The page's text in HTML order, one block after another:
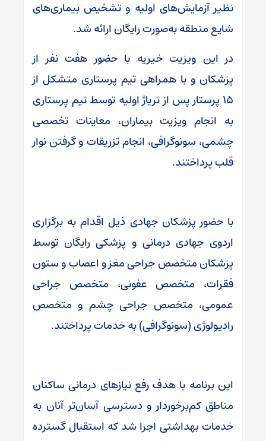
نظیر آزمایش‌های اولیه و تشخیص بیماری‌های
شایع منطقه به‌صورت رایگان ارائه شد.
در این ویزیت خیریه با حضور هفت نفر از
پزشکان و با همراهی تیم پرستاری متشکل از
۱۵ پرستار پس از تریاژ اولیه توسط تیم پرستاری
به انجام ویزیت بیماران، معاینات تخصصی
چشمی، سونوگرافی، انجام تزریقات و گرفتن نوار
قلب پرداختند.
با حضور پزشکان جهادی ذیل اقدام به برگزاری
اردوی جهادی درمانی و پزشکی رایگان توسط
پزشکان متخصص جراحی مغز و اعصاب و ستون
فقرات، متخصص عفونی، متخصص جراحی
عمومی، متخصص جراحی چشم و متخصص
رادیولوژی (سونوگرافی) به خدمات پرداختند.
این برنامه با هدف رفع نیازهای درمانی ساکنان
مناطق کم‌برخوردار و دسترسی آسان‌تر آنان به
خدمات بهداشتی اجرا شد که استقبال گسترده